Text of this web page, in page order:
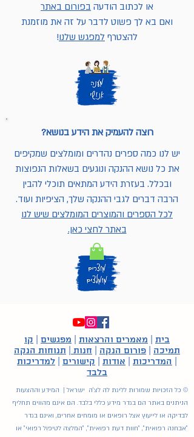
או לכתוב הודעה בפורום באתר
ואם בא לך פשוט לדבר על זה את מוזמנת
להצטרף למפגש שלנו!
רוצה להעמיק את הידע בנושא?
יש לנו כמה ספרים נהדרים ומומלצים שמקיפים
את כל נושא ההנקה ונוגעים בשאלות הנפוצות
ובכלל. בעזרת הידע המתאים תוכלי להבין
הרבה דברים לגבי ההנקה שלך, הציפיות ועוד.
לכל הספרים והמוצרים המומלצים שיש לנו
באתר לחצי כאן.
בית מאמרים והרצאות מפגשים
קו
תמיכה
פורום הנקה חנות
תנוחות הנקה
המדריכות אודות קישורים
למדריכות
בלבד
© כל הזכויות שמורות לליגת לה לצ'ה ישראל | המידע וההצעות
הניתנים באתר הם בגדר מידע כללי בלבד. הם אינם מהווים תחליף
לבדיקה או לייעוץ אצל רופאים או מומחים אחרים, ואינם בגדר
"אבחנה רפואית", "חוות דעת רפואית", "המלצה לטיפול רפואי" או